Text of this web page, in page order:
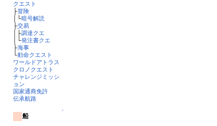
クエスト
├冒険
│└暗号解読
├交易
│├調達クエ
│└発注書クエ
├海事
└勅命クエスト
ワールドアトラス
クロノクエスト
チャレンジミッシ
ョン
国家通商免許
伝承航路
↑
船